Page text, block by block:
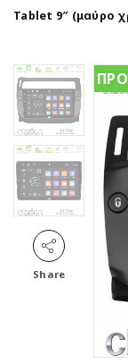
Tablet 9″ (μαύρο
Share